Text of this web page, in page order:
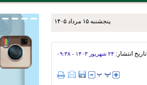
پنجشنبه ۱۵ مرداد ۱۴۰۵
تاریخ انتشار: ۲۴ شهريور ۱۴۰۳ - ۰۹:۳۸